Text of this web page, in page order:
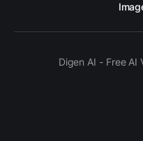
Digen AI - Free